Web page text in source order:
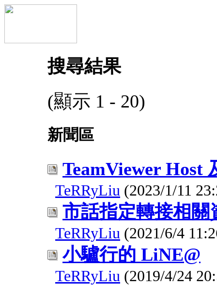
搜尋結果
(顯示 1 - 20)
新聞區
TeamViewer Host
TeRRyLiu (2023/1/11
市話指定轉接相關
TeRRyLiu (2021/6/4
小驢行的 LiNE@
TeRRyLiu (2019/4/24